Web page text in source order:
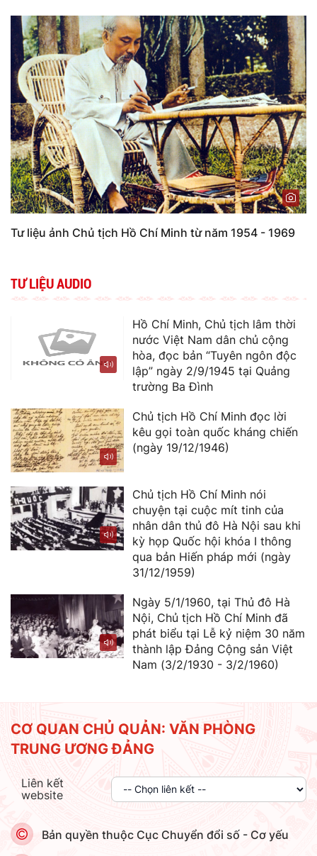
Tư liệu ảnh Chủ tịch Hồ Chí Minh từ năm 1954 - 1969
TƯ LIỆU AUDIO
Hồ Chí Minh, Chủ tịch lâm thời
nước Việt Nam dân chủ cộng
hòa, đọc bản “Tuyên ngôn độc
lập” ngày 2/9/1945 tại Quảng
trường Ba Đình
Chủ tịch Hồ Chí Minh đọc lời
kêu gọi toàn quốc kháng chiến
(ngày 19/12/1946)
Chủ tịch Hồ Chí Minh nói
chuyện tại cuộc mít tinh của
nhân dân thủ đô Hà Nội sau khi
kỳ họp Quốc hội khóa I thông
qua bản Hiến pháp mới (ngày
31/12/1959)
Ngày 5/1/1960, tại Thủ đô Hà
Nội, Chủ tịch Hồ Chí Minh đã
phát biểu tại Lễ kỷ niệm 30 năm
thành lập Đảng Cộng sản Việt
Nam (3/2/1930 - 3/2/1960)
CƠ QUAN CHỦ QUẢN: VĂN PHÒNG
TRUNG ƯƠNG ĐẢNG
Liên kết
website
Bản quyền thuộc Cục Chuyển đổi số - Cơ yếu